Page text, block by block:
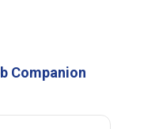
Companion